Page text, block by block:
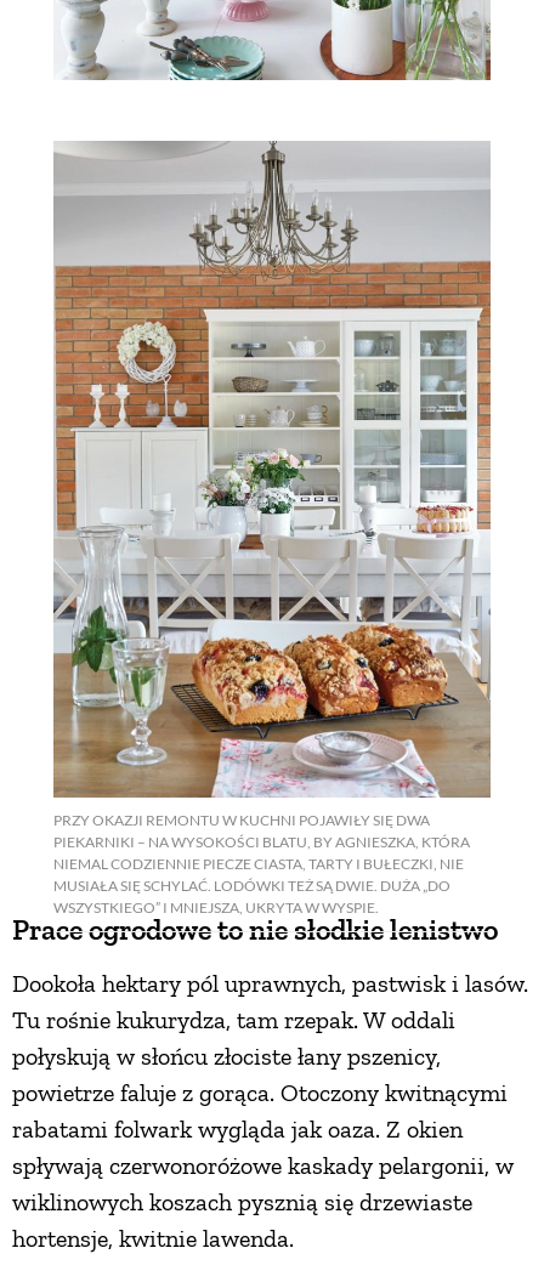
PRZY OKAZJI REMONTU W KUCHNI POJAWIŁY SIĘ DWA
PIEKARNIKI – NA WYSOKOŚCI BLATU, BY AGNIESZKA, KTÓRA
NIEMAL CODZIENNIE PIECZE CIASTA, TARTY I BUŁECZKI, NIE
MUSIAŁA SIĘ SCHYLAĆ. LODÓWKI TEŻ SĄ DWIE. DUŻA „DO
WSZYSTKIEGO” I MNIEJSZA, UKRYTA W WYSPIE.
Prace ogrodowe to nie słodkie lenistwo
Dookoła hektary pól uprawnych, pastwisk i lasów.
Tu rośnie kukurydza, tam rzepak. W oddali
połyskują w słońcu złociste łany pszenicy,
powietrze faluje z gorąca. Otoczony kwitnącymi
rabatami folwark wygląda jak oaza. Z okien
spływają czerwonoróżowe kaskady pelargonii, w
wiklinowych koszach pysznią się drzewiaste
hortensje, kwitnie lawenda.
GRZYBY
RĘKODZIEŁO
RZEMIOSŁO
ZWYCZAJE
ZRÓB TO SAM
PRZEPISY
ŚNIADANIA
PRZYSTAWKI
ZUPY
DANIA GŁÓWNE
CIASTA I DESERY
PRZETWORY
INNE